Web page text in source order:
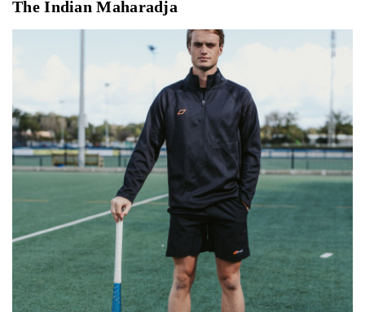
The Indian Maharadja is een Nederlands lifestyle
hockeymerk, opgericht in Amsterdam in 2009. De
merkbeleving is gebaseerd op ‘East meets West’;
geïnspireerd door oosterse mystiek en westerse eigentijdse
The Indian Maharadja